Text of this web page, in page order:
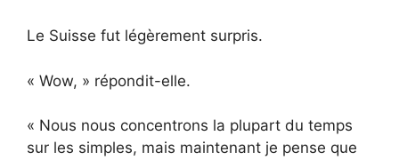
Le Suisse fut légèrement surpris.
« Wow, » répondit-elle.
« Nous nous concentrons la plupart du temps
sur les simples, mais maintenant je pense que